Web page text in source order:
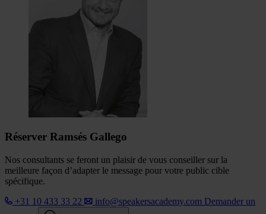
Réserver Ramsés Gallego
Nos consultants se feront un plaisir de vous conseiller sur la
meilleure façon d’adapter le message pour votre public cible
spécifique.
+31 10 433 33 22
info@speakersacademy.com Demander un